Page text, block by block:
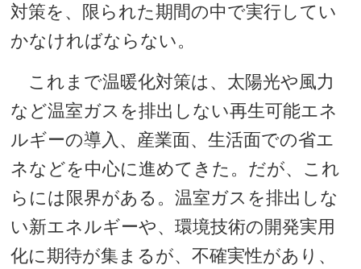
対策を、限られた期間の中で実行してい
かなければならない。
これまで温暖化対策は、太陽光や風力
など温室ガスを排出しない再生可能エネ
ルギーの導入、産業面、生活面での省エ
ネなどを中心に進めてきた。だが、これ
らには限界がある。温室ガスを排出しな
い新エネルギーや、環境技術の開発実用
化に期待が集まるが、不確実性があり、